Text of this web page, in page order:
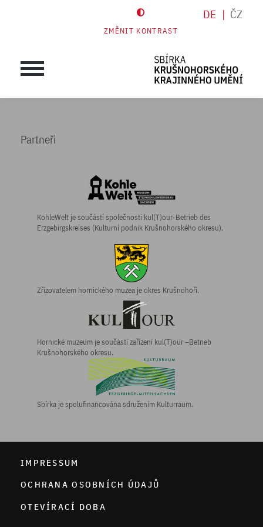
ZMĚNIT KONTRAST
DE ČZ
Partneři
KohleWelt je součástí společnosti kul(T)our-Betrieb des
Erzgebirgskreises (Kulturní podnik Krušnohorského okresu).
Zřizovatelem hornického muzea je okres Krušnohoří.
Hornické muzeum je součástí zařízení kul(T)our –Betrieb
Krušnohorského okresu.
Sbírka je spolufinancována sdružením Kulturraum.
IMPRESSUM
OCHRANA OSOBNÍCH ÚDAJŮ
OTEVÍRACÍ DOBA